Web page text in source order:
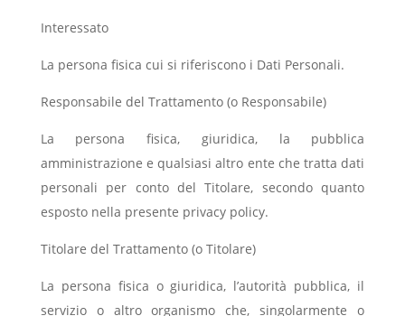
Interessato
La persona fisica cui si riferiscono i Dati Personali.
Responsabile del Trattamento (o Responsabile)
La persona fisica, giuridica, la pubblica
amministrazione e qualsiasi altro ente che tratta dati
personali per conto del Titolare, secondo quanto
esposto nella presente privacy policy.
Titolare del Trattamento (o Titolare)
La persona fisica o giuridica, l’autorità pubblica, il
servizio o altro organismo che, singolarmente o